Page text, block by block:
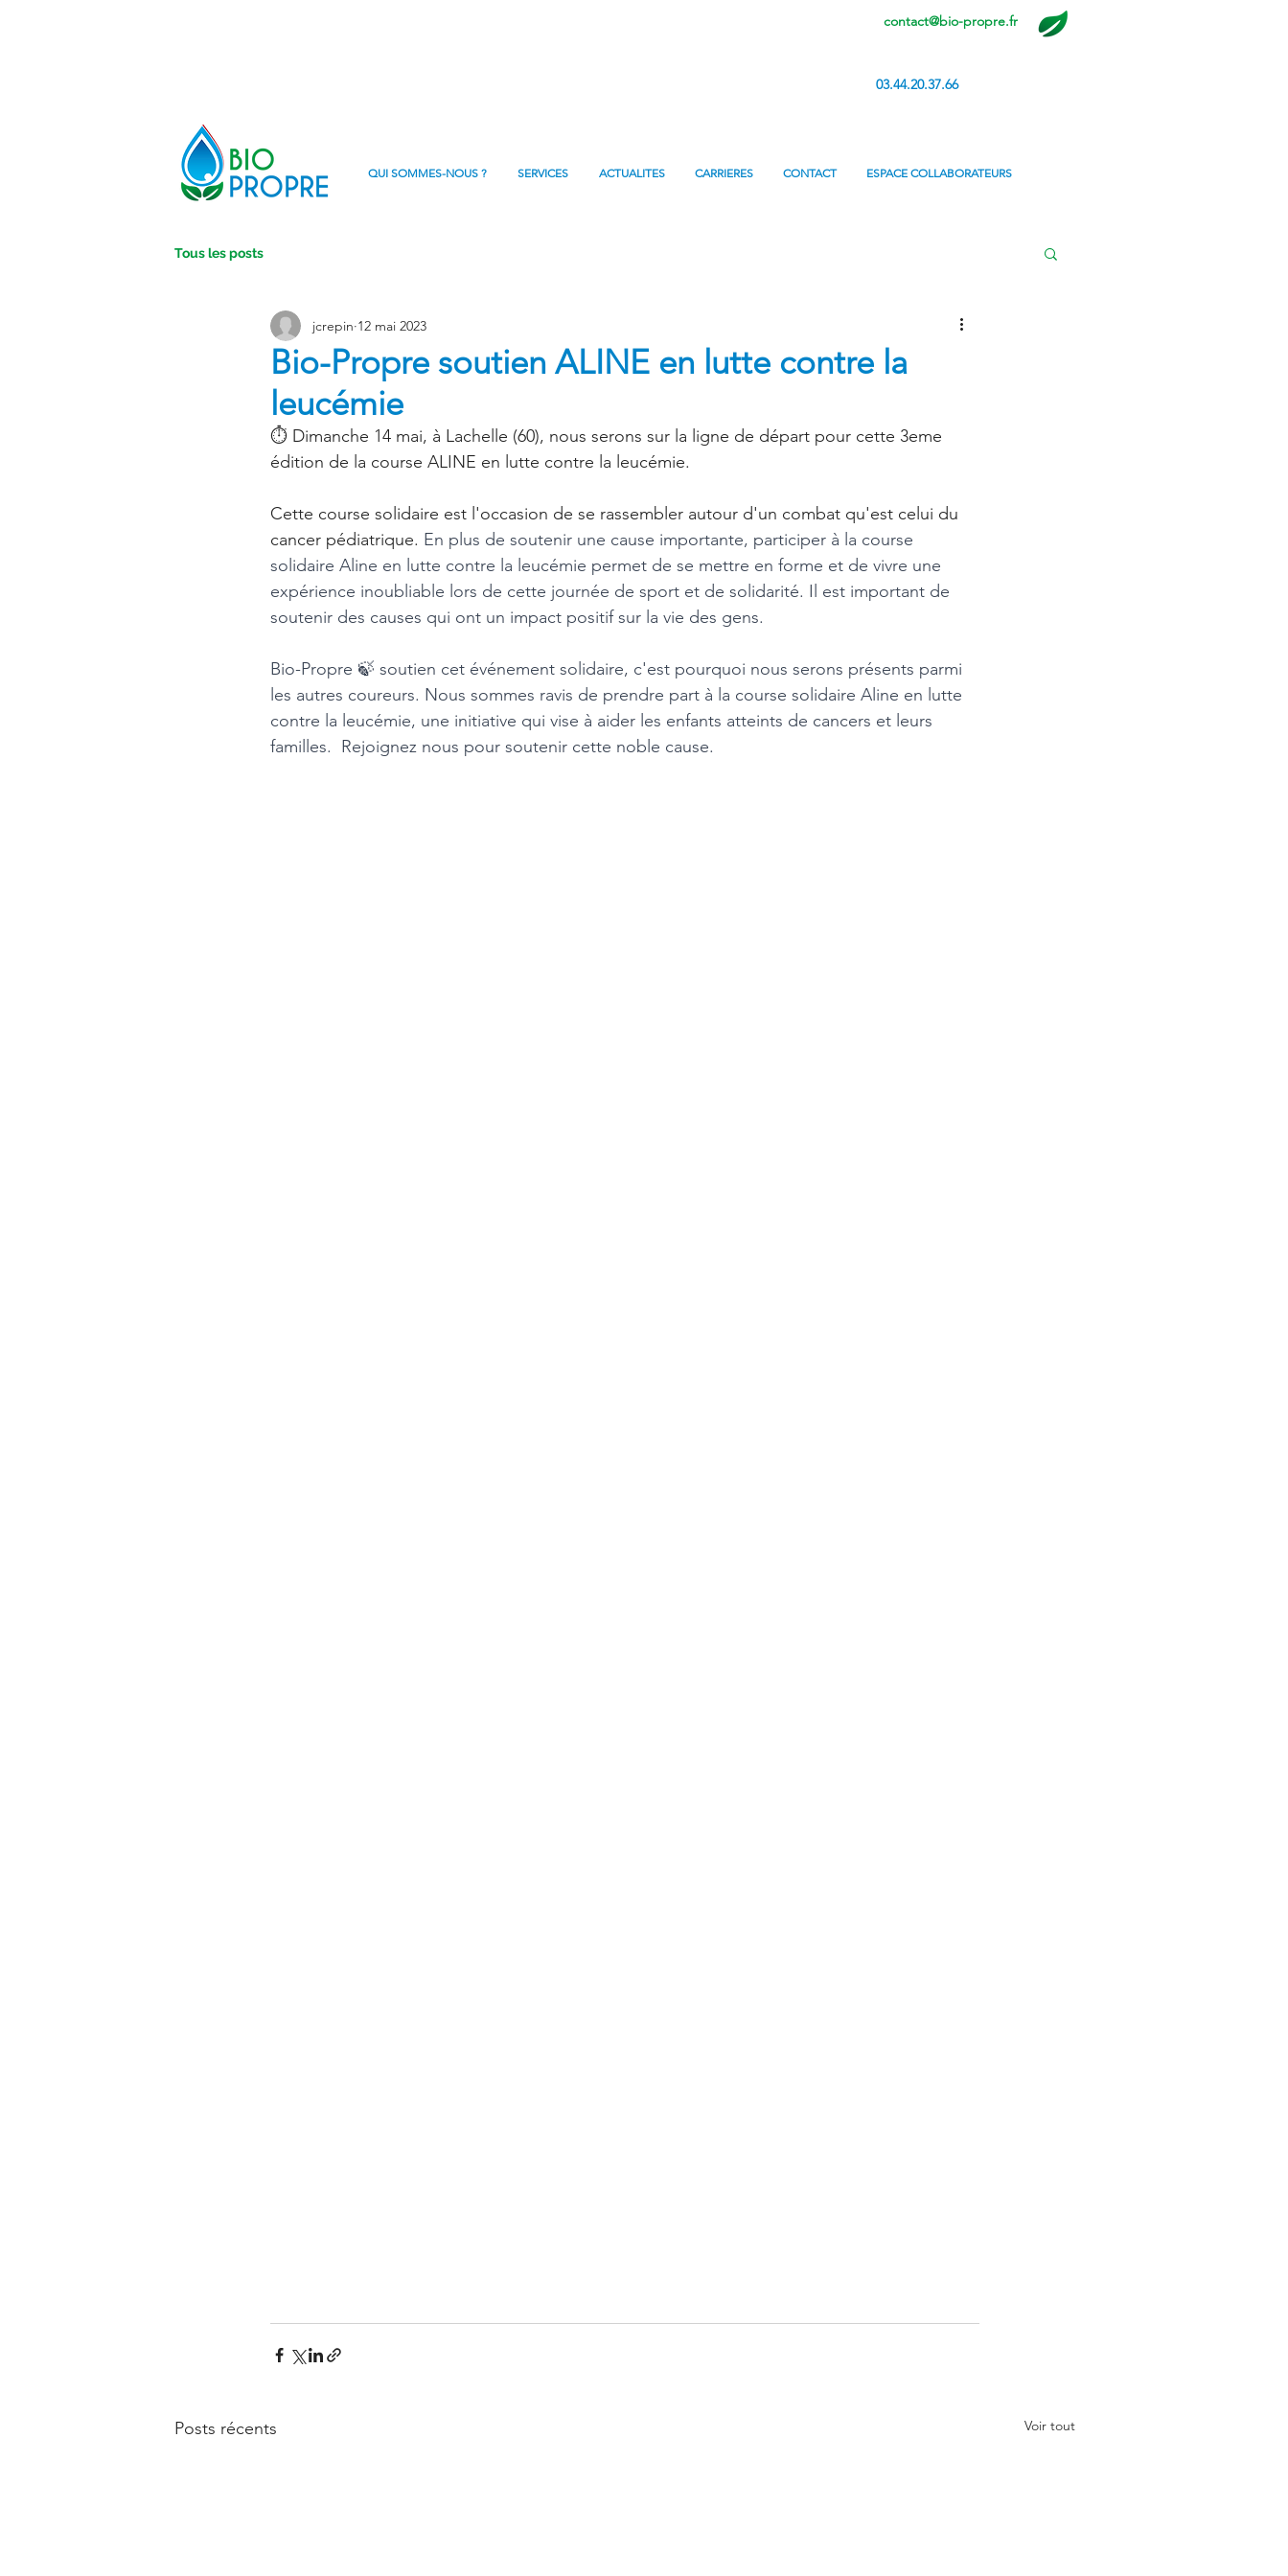
contact@bio-propre.fr
03.44.20.37.66
QUI SOMMES-NOUS ? SERVICES ACTUALITES CARRIERES CONTACT ESPACE COLLABORATEURS
Tous les posts
Bio-Propre soutien ALINE en lutte contre la
leucémie
jcrepin 12 mai 2023
⏱️ Dimanche 14 mai, à Lachelle (60), nous serons sur la ligne de départ pour cette 3eme
édition de la course ALINE en lutte contre la leucémie.
Cette course solidaire est l'occasion de se rassembler autour d'un combat qu'est celui du
cancer pédiatrique. En plus de soutenir une cause importante, participer à la course
solidaire Aline en lutte contre la leucémie permet de se mettre en forme et de vivre une
expérience inoubliable lors de cette journée de sport et de solidarité. Il est important de
soutenir des causes qui ont un impact positif sur la vie des gens.
Bio-Propre 🍃 soutien cet événement solidaire, c'est pourquoi nous serons présents parmi
les autres coureurs. Nous sommes ravis de prendre part à la course solidaire Aline en lutte
contre la leucémie, une initiative qui vise à aider les enfants atteints de cancers et leurs
familles.  Rejoignez nous pour soutenir cette noble cause.
Posts récents Voir tout